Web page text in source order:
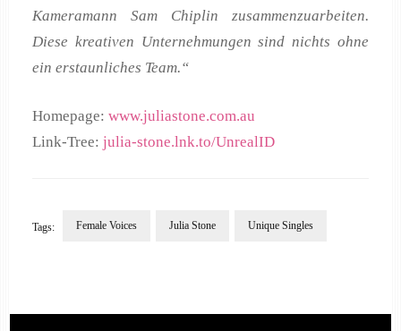
Kameramann Sam Chiplin zusammenzuarbeiten.
Diese kreativen Unternehmungen sind nichts ohne
ein erstaunliches Team.“
Homepage:www.juliastone.com.au
Link-Tree:julia-stone.lnk.to/UnrealID
Tags: Female Voices Julia Stone Unique Singles
Navigation